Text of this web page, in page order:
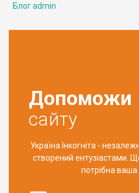
Блог admin
Допоможи
сайту
Україна Інкогніта -
створений ентузіастами.
потрібна ваша